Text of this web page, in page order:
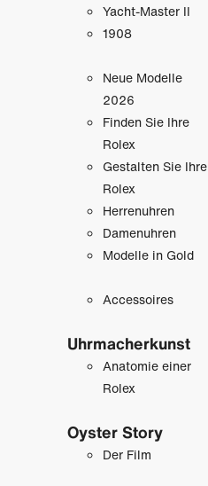
Yacht-Master II
1908
Neue Modelle
2026
Finden Sie Ihre
Rolex
Gestalten Sie Ihre
Rolex
Herrenuhren
Damenuhren
Modelle in Gold
Accessoires
Uhrmacher­kunst
Anatomie einer
Rolex
Oyster Story
Der Film